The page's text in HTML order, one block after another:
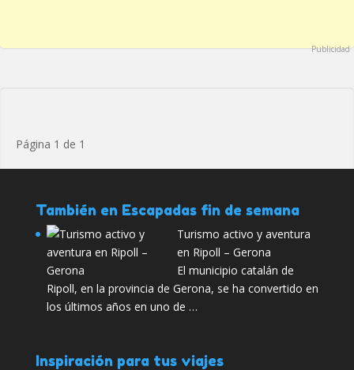
Publicidad
Página 1 de 1
También en Escapadas fin de semana
Turismo activo y aventura
en Ripoll – Gerona
El municipio catalán de
Ripoll, en la provincia de Gerona, se ha convertido en
los últimos años en uno de …
Inspiración para tus viajes